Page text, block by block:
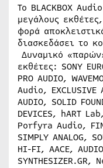
Το BLACKBOX
μεγάλους
φορά
διασκεδάσει το
Δυναμικό
εκθέτες: SONY
PRO AUDIO,
Audio, EXCLUSIVE
AUDIO, SOLID
DEVICES, hART
Porfyra Audio, FIM
SIMPLY ANALOG,
HI-FI, AACE, AUDIO